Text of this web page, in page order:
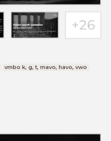
vmbo k, g, t, mavo, havo, vwo